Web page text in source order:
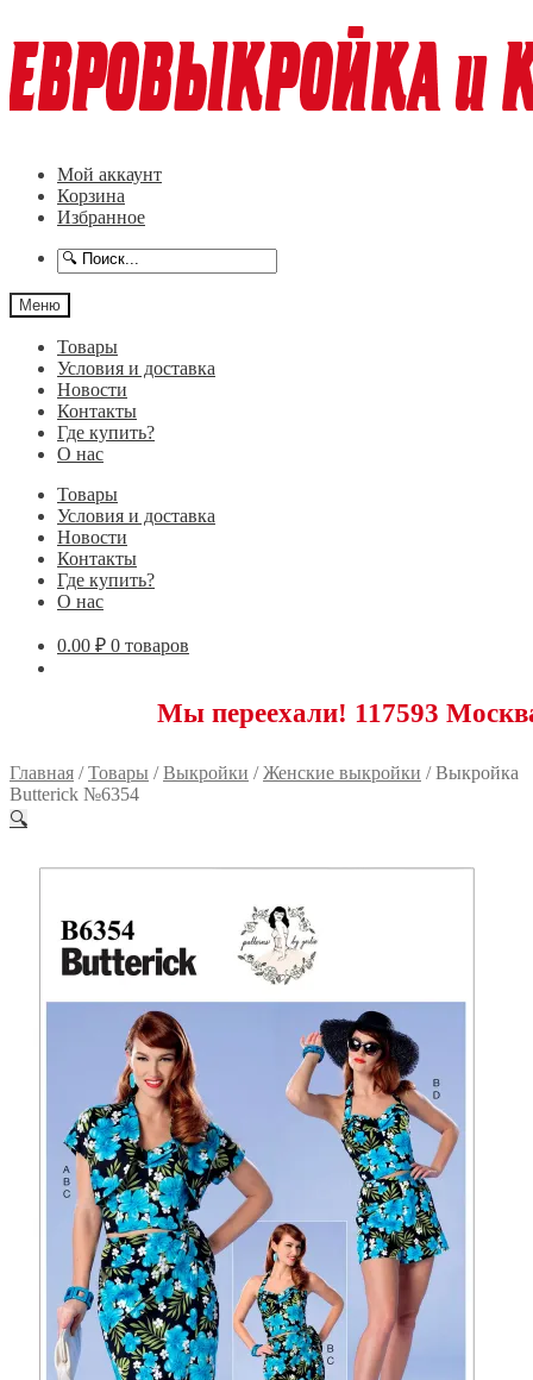
к
навигации
к
содержимому
Мой аккаунт
Корзина
Избранное
Меню
Товары
Условия и доставка
Новости
Контакты
Где купить?
О нас
Товары
Условия и доставка
Новости
Контакты
Где купить?
О нас
0.00 ₽ 0 товаров
Мы переехали! 117593 Москва,
Главная /Товары /Выкройки /Женские выкройки /Выкройка
Butterick №6354
🔍